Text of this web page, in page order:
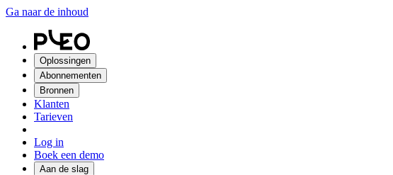
Ga naar de inhoud
Oplossingen
Abonnementen
Bronnen
Klanten
Tarieven
Log in
Boek een demo
Aan de slag